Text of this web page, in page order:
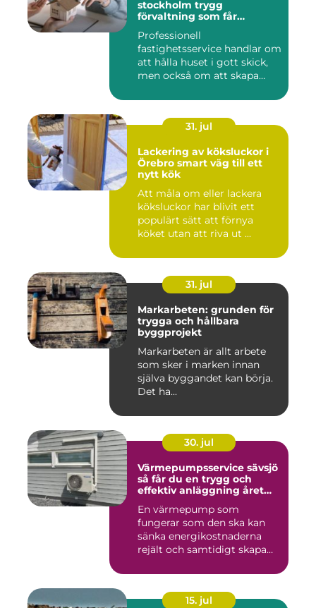
stockholm trygg
förvaltning som får
Professionell
fastighetsservice handlar om
att hålla huset i gott skick,
men också om att skapa
31. jul
Lackering av köksluckor i
Örebro smart väg till ett
nytt kök
Att måla om eller lackera
köksluckor har blivit ett
populärt sätt att förnya
köket utan att riva ut ...
31. jul
Markarbeten: grunden för
trygga och hållbara
byggprojekt
Markarbeten är allt arbete
som sker i marken innan
själva byggandet kan börja.
Det ha...
30. jul
Värmepumpsservice sävsjö
så får du en trygg och
effektiv anläggning året
En värmepump som
fungerar som den ska kan
sänka energikostnaderna
rejält och samtidigt skapa
15. jul